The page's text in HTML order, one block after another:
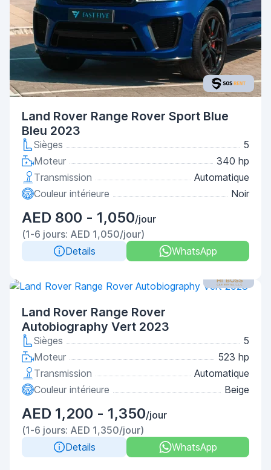
Land Rover Range Rover Sport Blue
Bleu 2023
Sièges
5
Moteur
340 hp
Transmission
Automatique
Couleur intérieure
Noir
AED 800 - 1,050/jour
(1-6 jours: AED 1,050/jour)
Details
WhatsApp
Land Rover Range Rover
Autobiography Vert 2023
Sièges
5
Moteur
523 hp
Transmission
Automatique
Couleur intérieure
Beige
AED 1,200 - 1,350/jour
(1-6 jours: AED 1,350/jour)
Details
WhatsApp